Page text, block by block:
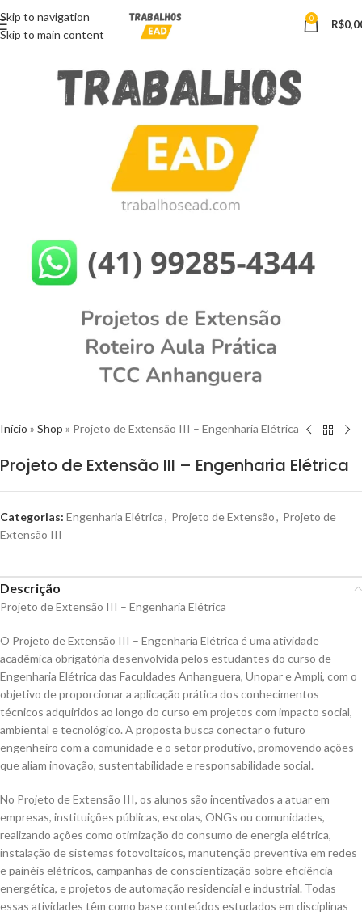
Skip to navigation
Skip to main content
0 R$
Início » Shop » Projeto de Extensão III – Engenharia Elétrica
Projeto de Extensão III – Engenharia Elétrica
Categorias: Engenharia Elétrica, Projeto de Extensão, Projeto de
Extensão III
Descrição
Projeto de Extensão III – Engenharia Elétrica
O Projeto de Extensão III – Engenharia Elétrica é uma atividade
acadêmica obrigatória desenvolvida pelos estudantes do curso de
Engenharia Elétrica das Faculdades Anhanguera, Unopar e Ampli, com o
objetivo de proporcionar a aplicação prática dos conhecimentos
técnicos adquiridos ao longo do curso em projetos com impacto social,
ambiental e tecnológico. A proposta busca conectar o futuro
engenheiro com a comunidade e o setor produtivo, promovendo ações
que aliam inovação, sustentabilidade e responsabilidade social.
No Projeto de Extensão III, os alunos são incentivados a atuar em
empresas, instituições públicas, escolas, ONGs ou comunidades,
realizando ações como otimização do consumo de energia elétrica,
instalação de sistemas fotovoltaicos, manutenção preventiva em redes
e painéis elétricos, campanhas de conscientização sobre eficiência
energética, e projetos de automação residencial e industrial. Todas
essas atividades têm como base conteúdos estudados em disciplinas